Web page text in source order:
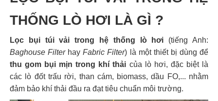
THỐNG LÒ HƠI LÀ GÌ ?
Lọc bụi túi vải trong hệ thống lò hơi (tiếng Anh:
Baghouse FilterhayFabric Filter) là một thiết bị dùng để
thu gom bụi mịn trong khí thải của lò hơi, đặc biệt là
các lò đốt trấu rời, than cám, biomass, dầu FO,... nhằm
đảm bảo khí thải đầu ra đạt tiêu chuẩn môi trường.